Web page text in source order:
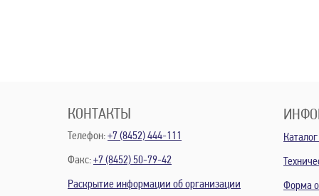
КОНТАКТЫ
Телефон:+7 (8452) 444-111
Факс:+7 (8452) 50-79-42
Раскрытие информации об организации Форма